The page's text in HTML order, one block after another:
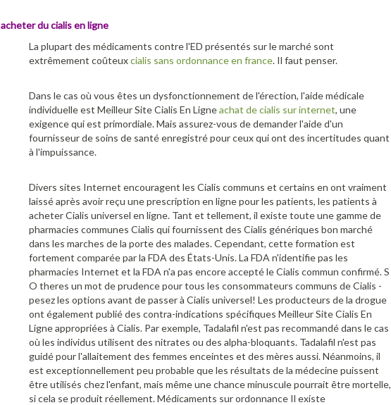
acheter du cialis en ligne
La plupart des médicaments contre l'ED présentés sur le marché sont
extrêmement coûteuxcialis sans ordonnance en france. Il faut penser.
Dans le cas où vous êtes un dysfonctionnement de l'érection, l'aide médicale
individuelle est Meilleur Site Cialis En Ligneachat de cialis sur internet, une
exigence qui est primordiale. Mais assurez-vous de demander l'aide d'un
fournisseur de soins de santé enregistré pour ceux qui ont des incertitudes quant
à l'impuissance.
Divers sites Internet encouragent les Cialis communs et certains en ont vraiment
laissé après avoir reçu une prescription en ligne pour les patients, les patients à
acheter Cialis universel en ligne. Tant et tellement, il existe toute une gamme de
pharmacies communes Cialis qui fournissent des Cialis génériques bon marché
dans les marches de la porte des malades. Cependant, cette formation est
fortement comparée par la FDA des États-Unis. La FDA n'identifie pas les
pharmacies Internet et la FDA n'a pas encore accepté le Cialis commun confirmé. S
O theres un mot de prudence pour tous les consommateurs communs de Cialis -
pesez les options avant de passer à Cialis universel! Les producteurs de la drogue
ont également publié des contra-indications spécifiques Meilleur Site Cialis En
Ligne appropriées à Cialis. Par exemple, Tadalafil n'est pas recommandé dans le cas
où les individus utilisent des nitrates ou des alpha-bloquants. Tadalafil n'est pas
guidé pour l'allaitement des femmes enceintes et des mères aussi. Néanmoins, il
est exceptionnellement peu probable que les résultats de la médecine puissent
être utilisés chez l'enfant, mais même une chance minuscule pourrait être mortelle,
si cela se produit réellement. Médicaments sur ordonnance Il existe